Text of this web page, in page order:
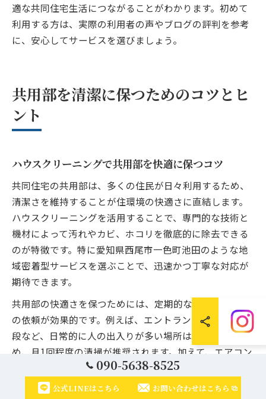
適な共同住宅生活につながることがわかります。初めて
利用する方は、実際の利用者の声やブログの評判を参考
に、安心してサービスを選びましょう。
共用部を清潔に保つためのコツとヒ
ント
ハウスクリーニングで共用部を快適に保つコツ
共同住宅の共用部は、多くの住民が日々利用するため、
清潔さを維持することが住環境の快適さに直結します。
ハウスクリーニングを活用することで、専門的な技術と
機材によって汚れやカビ、ホコリを徹底的に除去できる
のが特徴です。特に愛知県西尾市一色町池田のような地
域密着型サービスを選ぶことで、迅速かつ丁寧な対応が
期待できます。
共用部の快適さを保つためには、定期的なクリーニング
の依頼が効果的です。例えば、エントランスや廊下、階
段など、日常的に人の出入りが多い場所は汚れやすいた
め、月1回程度の清掃が推奨されます。加えて、エアコン
や換気扇などの設備も、年に1〜2回のプロによる清掃で
衛生的に保つことができます。
090-5638-8525
公式LINEはこちら お問い合わせはこちら